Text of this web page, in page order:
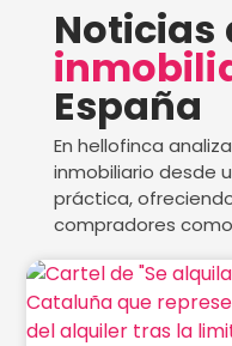
Noticias
España
En hellofinca
inmobiliario desde
práctica,
compradores